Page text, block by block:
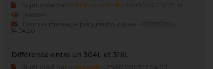
Sujet créé par Admin dusweld1 - 18/08/2007 12:25:10
108854
Dernier message par julientoulouse - 07/07/2024
14:54:26
Différence entre un 304L et 316L
Sujet créé par asdetrefle - 25/02/2005 17:04:03